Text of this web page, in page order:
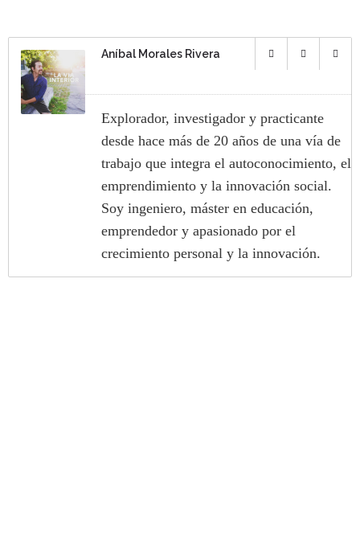
Aníbal Morales Rivera
Explorador, investigador y practicante
desde hace más de 20 años de una vía de
trabajo que integra el autoconocimiento, el
emprendimiento y la innovación social.
Soy ingeniero, máster en educación,
emprendedor y apasionado por el
crecimiento personal y la innovación.